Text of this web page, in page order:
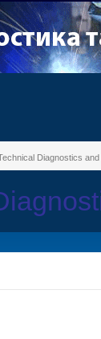
Diagnostics